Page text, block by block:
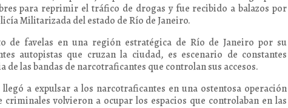
para reprimir el tráfico de drogas y fue recibido a balazos por
Militarizada del estado de Río de Janeiro.
de favelas en una región estratégica de Río de Janeiro por su
autopistas que cruzan la ciudad, es escenario de constantes
las bandas de narcotraficantes que controlan sus accesos.
a expulsar a los narcotraficantes en una ostentosa operación
criminales volvieron a ocupar los espacios que controlaban en las